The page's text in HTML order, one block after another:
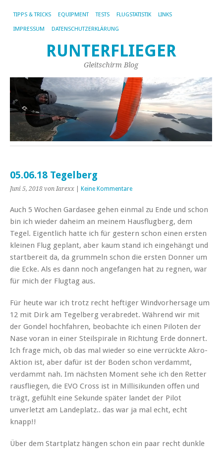
TIPPS & TRICKS EQUIPMENT TESTS FLUGSTATISTIK LINKS
IMPRESSUM DATENSCHUTZERKLÄRUNG
RUNTERFLIEGER
Gleitschirm Blog
05.06.18 Tegelberg
Juni 5, 2018 von Iarexx Keine Kommentare
Auch 5 Wochen Gardasee gehen einmal zu Ende und schon
bin ich wieder daheim an meinem Hausflugberg, dem
Tegel. Eigentlich hatte ich für gestern schon einen ersten
kleinen Flug geplant, aber kaum stand ich eingehängt und
startbereit da, da grummeln schon die ersten Donner um
die Ecke. Als es dann noch angefangen hat zu regnen, war
für mich der Flugtag aus.
Für heute war ich trotz recht heftiger Windvorhersage um
12 mit Dirk am Tegelberg verabredet. Während wir mit
der Gondel hochfahren, beobachte ich einen Piloten der
Nase voran in einer Steilspirale in Richtung Erde donnert.
Ich frage mich, ob das mal wieder so eine verrückte Akro-
Aktion ist, aber dafür ist der Boden schon verdammt,
verdammt nah. Im nächsten Moment sehe ich den Retter
rausfliegen, die EVO Cross ist in Millisikunden offen und
trägt, gefühlt eine Sekunde später landet der Pilot
unverletzt am Landeplatz.. das war ja mal echt, echt
knapp!!
Über dem Startplatz hängen schon ein paar recht dunkle